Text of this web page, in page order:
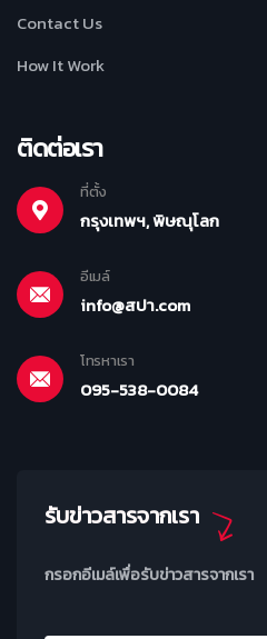
Contact Us
How It Work
ติดต่อเรา
ที่ตั้ง
กรุงเทพฯ, พิษณุโลก
อีเมล์
info@สปา.com
โทรหาเรา
095-538-0084
รับข่าวสารจากเรา
กรอกอีเมล์เพื่อรับข่าวสารจากเรา